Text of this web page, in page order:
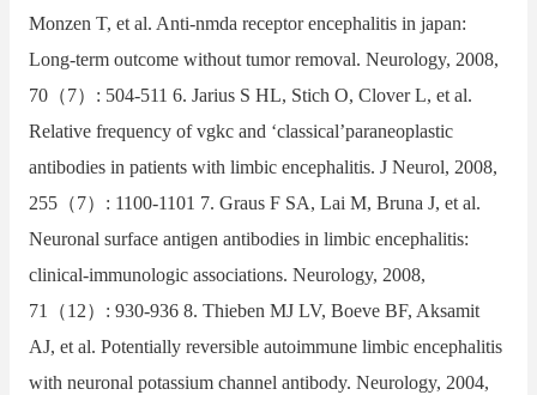
Monzen T, et al. Anti-nmda receptor encephalitis in japan:
Long-term outcome without tumor removal. Neurology, 2008,
70（7）: 504-511 6. Jarius S HL, Stich O, Clover L, et al.
Relative frequency of vgkc and ‘classical’paraneoplastic
antibodies in patients with limbic encephalitis. J Neurol, 2008,
255（7）: 1100-1101 7. Graus F SA, Lai M, Bruna J, et al.
Neuronal surface antigen antibodies in limbic encephalitis:
clinical-immunologic associations. Neurology, 2008,
71（12）: 930-936 8. Thieben MJ LV, Boeve BF, Aksamit
AJ, et al. Potentially reversible autoimmune limbic encephalitis
with neuronal potassium channel antibody. Neurology, 2004,